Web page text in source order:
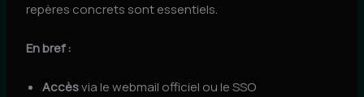
repères concrets sont essentiels.
En bref :
Accèsvia le webmail officiel ou le SSO